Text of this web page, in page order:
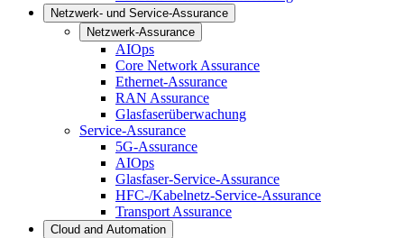
Netzwerk- und Service-Assurance
Netzwerk-Assurance
AIOps
Core Network Assurance
Ethernet-Assurance
RAN Assurance
Glasfaserüberwachung
Service-Assurance
5G-Assurance
AIOps
Glasfaser-Service-Assurance
HFC-/Kabelnetz-Service-Assurance
Transport Assurance
Cloud and Automation